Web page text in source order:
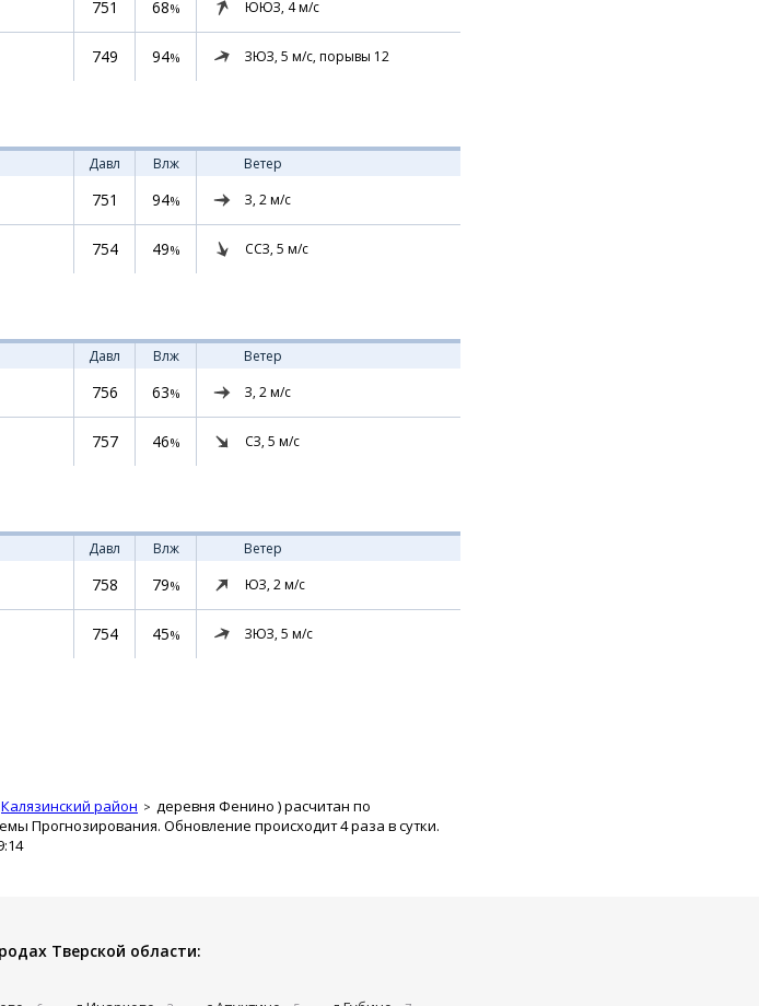
751 68% ЮЮЗ, 4м/с
749 94% ЗЮЗ, 5 м/с, порывы 12
Давл Влж
Ветер
751 94% З, 2м/с
754 49% ССЗ, 5 м/с
Давл Влж
Ветер
756 63% З, 2м/с
757 46% СЗ, 5 м/с
Давл Влж
Ветер
758 79% ЮЗ, 2м/с
754 45% ЗЮЗ, 5 м/с
Калязинский район деревня Фенино ) расчитан по
Прогнозирования. Обновление происходит 4 раза в сутки.
Тверской области: